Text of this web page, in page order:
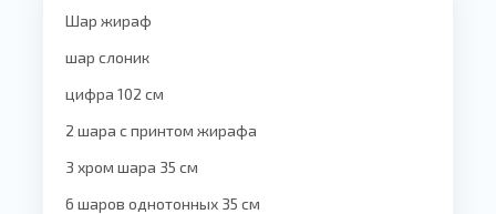
Шар жираф
шар слоник
цифра 102 см
2 шара с принтом жирафа
3 хром шара 35 см
6 шаров однотонных 35 см